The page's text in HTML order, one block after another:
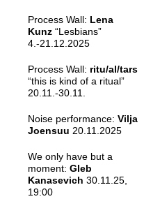
Process Wall: Lena
Kunz “Lesbians”
4.-21.12.2025
Process Wall: ritu/al/tars
“this is kind of a ritual”
20.11.-30.11.
Noise performance: Vilja
Joensuu 20.11.2025
We only have but a
moment: Gleb
Kanasevich 30.11.25,
19:00